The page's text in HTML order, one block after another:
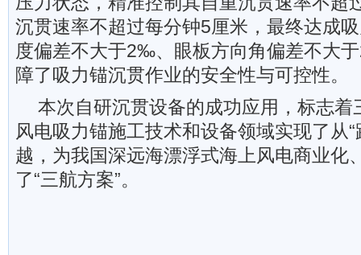
沉贯速率不超过每分钟5厘米，最终达成
度偏差不大于2‰、眼板方向角偏差不大
障了吸力锚沉贯作业的安全性与可控性。
本次自研沉贯设备的成功应用，标志着
风电吸力锚施工技术和设备领域实现了从“
越，为我国深远海漂浮式海上风电商业化
了“三航方案”。